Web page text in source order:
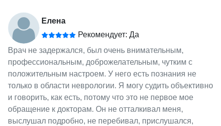
Елена
Рекомендует: Да
Врач не задержался, был очень внимательным,
профессиональным, доброжелательным, чутким с
положительным настроем. У него есть познания не
только в области неврологии. Я могу судить объективно
и говорить, как есть, потому что это не первое мое
обращение к докторам. Он не отталкивал меня,
выслушал подробно, не перебивал, прислушался,